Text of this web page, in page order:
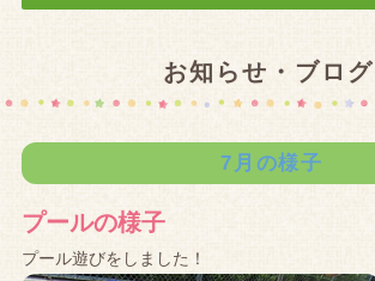
お知らせ・ブログ
7月の様子
プールの様子
プール遊びをしました！